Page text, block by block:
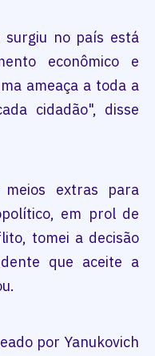
no país está
econômico e
ameaça a toda a
cidadão", disse
extras para
em prol de
tomei a decisão
que aceite a
por Yanukovich